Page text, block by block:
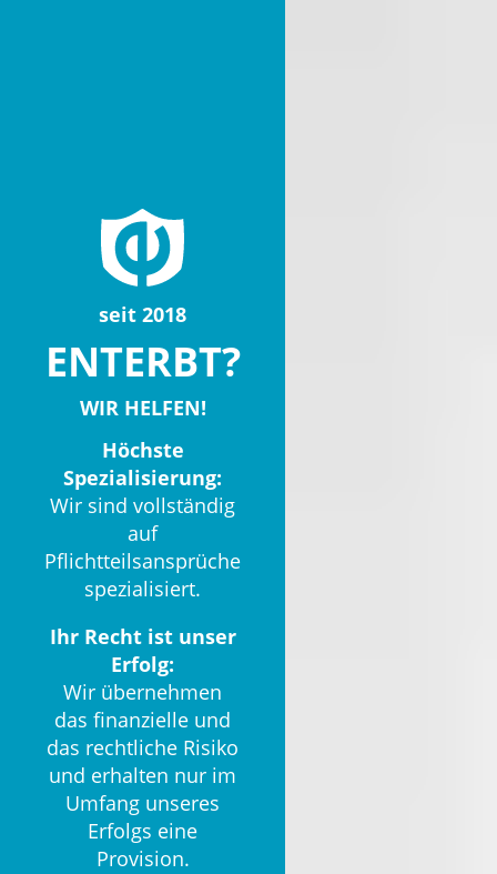
seit 2018
ENTERBT?
WIR HELFEN!
Höchste
Spezialisierung:
Wir sind vollständig
auf
Pflichtteilsansprüche
spezialisiert.
Ihr Recht ist unser
Erfolg:
Wir übernehmen
das finanzielle und
das rechtliche Risiko
und erhalten nur im
Umfang unseres
Erfolgs eine
Provision.